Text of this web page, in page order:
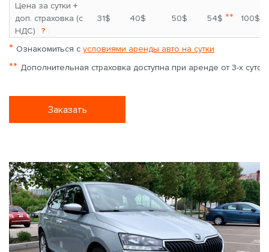
Цена за сутки +
доп. страховка (с
НДС)
?
31$ 40$ 50$ 54$ ** 100$
* Ознакомиться с условиями аренды авто на сутки
** Дополнительная страховка доступна при аренде от 3-х суток
Заказать